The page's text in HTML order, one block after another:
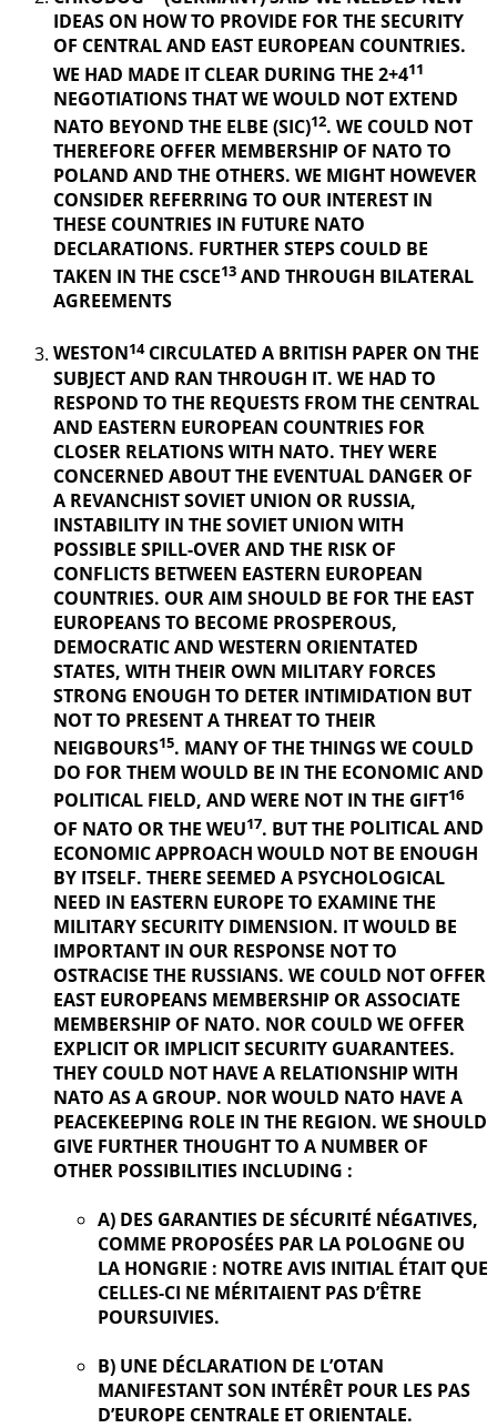
IDEAS ON HOW TO PROVIDE FOR THE SECURITY
OF CENTRAL AND EAST EUROPEAN COUNTRIES.
WE HAD MADE IT CLEAR DURING THE 2+411
NEGOTIATIONS THAT WE WOULD NOT EXTEND
NATO BEYOND THE ELBE (SIC)12. WE COULD NOT
THEREFORE OFFER MEMBERSHIP OF NATO TO
POLAND AND THE OTHERS. WE MIGHT HOWEVER
CONSIDER REFERRING TO OUR INTEREST IN
THESE COUNTRIES IN FUTURE NATO
DECLARATIONS. FURTHER STEPS COULD BE
TAKEN IN THE CSCE13 AND THROUGH BILATERAL
AGREEMENTS
WESTON14CIRCULATED A BRITISH PAPER ON THE
SUBJECT AND RAN THROUGH IT. WE HAD TO
RESPOND TO THE REQUESTS FROM THE CENTRAL
AND EASTERN EUROPEAN COUNTRIES FOR
CLOSER RELATIONS WITH NATO. THEY WERE
CONCERNED ABOUT THE EVENTUAL DANGER OF
A REVANCHISTSOVIET UNION OR RUSSIA,
INSTABILITY IN THE SOVIET UNION WITH
POSSIBLE SPILL-OVER AND THE RISK OF
CONFLICTS BETWEEN EASTERN EUROPEAN
COUNTRIES. OUR AIM SHOULD BE FOR THE EAST
EUROPEANS TO BECOME PROSPEROUS,
DEMOCRATIC AND WESTERN ORIENTATED
STATES, WITH THEIR OWN MILITARY FORCES
STRONG ENOUGH TO DETER INTIMIDATION BUT
NOT TO PRESENT A THREAT TO THEIR
NEIGBOURS15. MANY OF THE THINGSWE COULD
DO FOR THEM WOULD BE IN THE ECONOMIC AND
POLITICAL FIELD, AND WERE NOT IN THE GIFT16
OF NATO OR THE WEU17. BUT THE POLITICAL AND
ECONOMIC APPROACH WOULD NOT BE ENOUGH
BY ITSELF. THERE SEEMED A PSYCHOLOGICAL
NEED IN EASTERN EUROPE TO EXAMINE THE
MILITARY SECURITY DIMENSION. IT WOULD BE
IMPORTANT IN OUR RESPONSE NOT TO
OSTRACISE THE RUSSIANS. WE COULD NOT OFFER
EAST EUROPEANS MEMBERSHIP OR ASSOCIATE
MEMBERSHIP OF NATO. NOR COULD WE OFFER
EXPLICIT OR IMPLICIT SECURITY GUARANTEES.
THEY COULD NOT HAVE A RELATIONSHIP WITH
NATO AS A GROUP. NOR WOULD NATO HAVE A
PEACEKEEPING ROLE IN THE REGION. WE SHOULD
GIVE FURTHERTHOUGHT TO A NUMBER OF
OTHER POSSIBILITIES INCLUDING :
A) DES GARANTIES DE SÉCURITÉ NÉGATIVES,
COMME PROPOSÉES PAR LA POLOGNE OU
LA HONGRIE : NOTRE AVIS INITIAL ÉTAIT QUE
CELLES-CI NE MÉRITAIENT PAS D’ÊTRE
POURSUIVIES.
B) UNE DÉCLARATION DE L’OTAN
MANIFESTANT SON INTÉRÊT POUR LES PAS
D’EUROPE CENTRALE ET ORIENTALE.